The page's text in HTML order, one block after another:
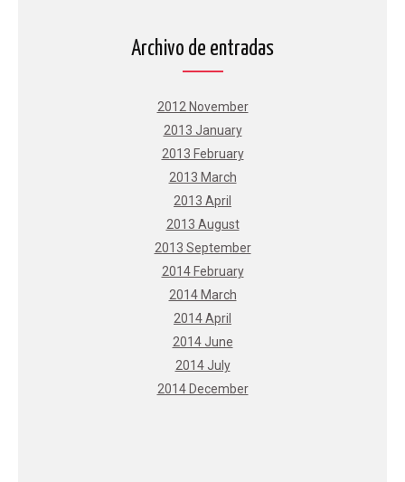
Archivo de entradas
2012 November
2013 January
2013 February
2013 March
2013 April
2013 August
2013 September
2014 February
2014 March
2014 April
2014 June
2014 July
2014 December